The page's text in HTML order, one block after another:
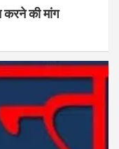
करने की मांग